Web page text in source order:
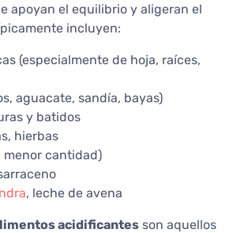
apoyan el equilibrio y aligeran el
incluyen:
(especialmente de hoja, raíces,
aguacate, sandía, bayas)
y batidos
hierbas
menor cantidad)
, leche de avena
acidificantes son aquellos